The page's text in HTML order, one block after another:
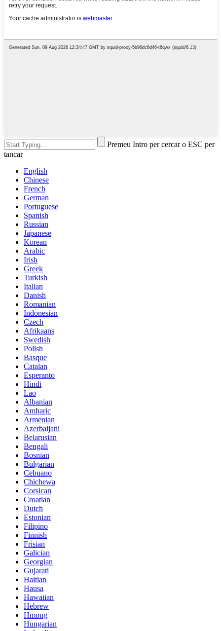
Premeu Intro per cercar o ESC per
tancar
English
Chinese
French
German
Portuguese
Spanish
Russian
Japanese
Korean
Arabic
Irish
Greek
Turkish
Italian
Danish
Romanian
Indonesian
Czech
Afrikaans
Swedish
Polish
Basque
Catalan
Esperanto
Hindi
Lao
Albanian
Amharic
Armenian
Azerbaijani
Belarusian
Bengali
Bosnian
Bulgarian
Cebuano
Chichewa
Corsican
Croatian
Dutch
Estonian
Filipino
Finnish
Frisian
Galician
Georgian
Gujarati
Haitian
Hausa
Hawaiian
Hebrew
Hmong
Hungarian